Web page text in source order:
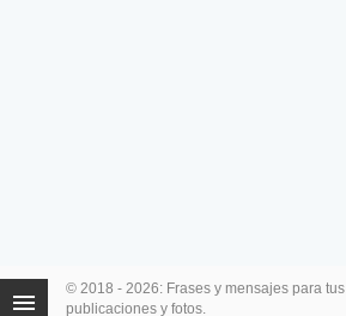
© 2018 - 2026: Frases y mensajes para tus
publicaciones y fotos.